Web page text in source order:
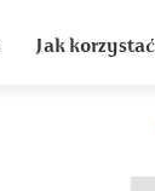
Jak korzystać